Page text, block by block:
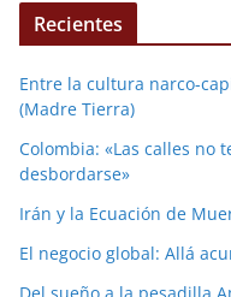
Recientes
Entre la cultura narco-
(Madre Tierra)
Colombia: «Las calles no
desbordarse»
Irán y la Ecuación de
El negocio global: Allá